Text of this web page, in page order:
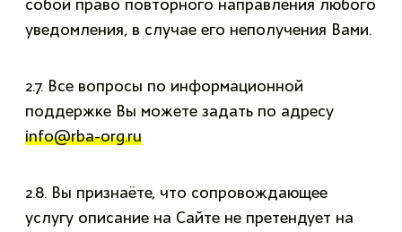
собой право повторного направления любого
уведомления, в случае его неполучения Вами.
2.7. Все вопросы по информационной
поддержке Вы можете задать по адресу
info@rba-org.ru
2.8. Вы признаёте, что сопровождающее
услугу описание на Сайте не претендует на